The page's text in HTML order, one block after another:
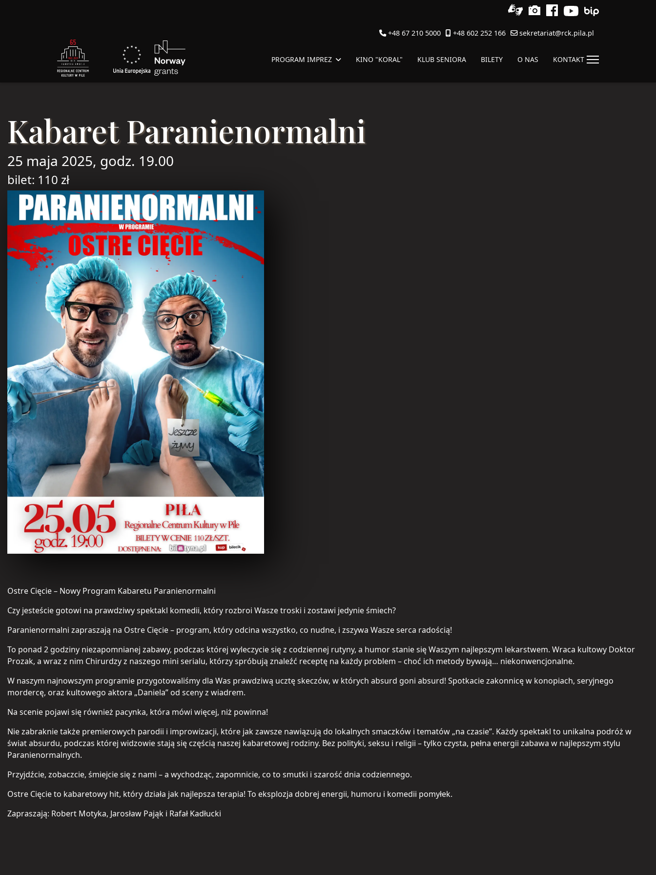
+48 67 210 5000 +48 602 252 166 sekretariat@rck.pila.pl
PROGRAM IMPREZ KINO "KORAL" KLUB SENIORA BILETY O NAS KONTAKT
Kabaret Paranienormalni
25 maja 2025, godz. 19.00
bilet: 110 zł
Ostre Cięcie – Nowy Program Kabaretu Paranienormalni
Czy jesteście gotowi na prawdziwy spektakl komedii, który rozbroi Wasze troski i zostawi jedynie śmiech?
Paranienormalni zapraszają na Ostre Cięcie – program, który odcina wszystko, co nudne, i zszywa Wasze serca radością!
To ponad 2 godziny niezapomnianej zabawy, podczas której wyleczycie się z codziennej rutyny, a humor stanie się Waszym najlepszym lekarstwem. Wraca kultowy Doktor
Prozak, a wraz z nim Chirurdzy z naszego mini serialu, którzy spróbują znaleźć receptę na każdy problem – choć ich metody bywają… niekonwencjonalne.
W naszym najnowszym programie przygotowaliśmy dla Was prawdziwą ucztę skeczów, w których absurd goni absurd! Spotkacie zakonnicę w konopiach, seryjnego
mordercę, oraz kultowego aktora „Daniela” od sceny z wiadrem.
Na scenie pojawi się również pacynka, która mówi więcej, niż powinna!
Nie zabraknie także premierowych parodii i improwizacji, które jak zawsze nawiązują do lokalnych smaczków i tematów „na czasie”. Każdy spektakl to unikalna podróż w
świat absurdu, podczas której widzowie stają się częścią naszej kabaretowej rodziny. Bez polityki, seksu i religii – tylko czysta, pełna energii zabawa w najlepszym stylu
Paranienormalnych.
Przyjdźcie, zobaczcie, śmiejcie się z nami – a wychodząc, zapomnicie, co to smutki i szarość dnia codziennego.
Ostre Cięcie to kabaretowy hit, który działa jak najlepsza terapia! To eksplozja dobrej energii, humoru i komedii pomyłek.
Zapraszają: Robert Motyka, Jarosław Pająk i Rafał Kadłucki